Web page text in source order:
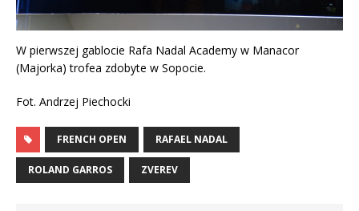
W pierwszej gablocie Rafa Nadal Academy w Manacor
(Majorka) trofea zdobyte w Sopocie.
Fot. Andrzej Piechocki
FRENCH OPEN RAFAEL NADAL
ROLAND GARROS ZVEREV